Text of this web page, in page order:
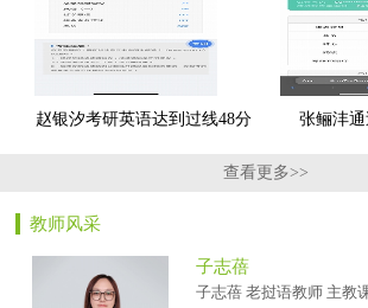
赵银汐考研英语达到过线48分 张鲡沣
查看更多>>
教师风采
子志蓓
子志蓓 老挝语教师 主教